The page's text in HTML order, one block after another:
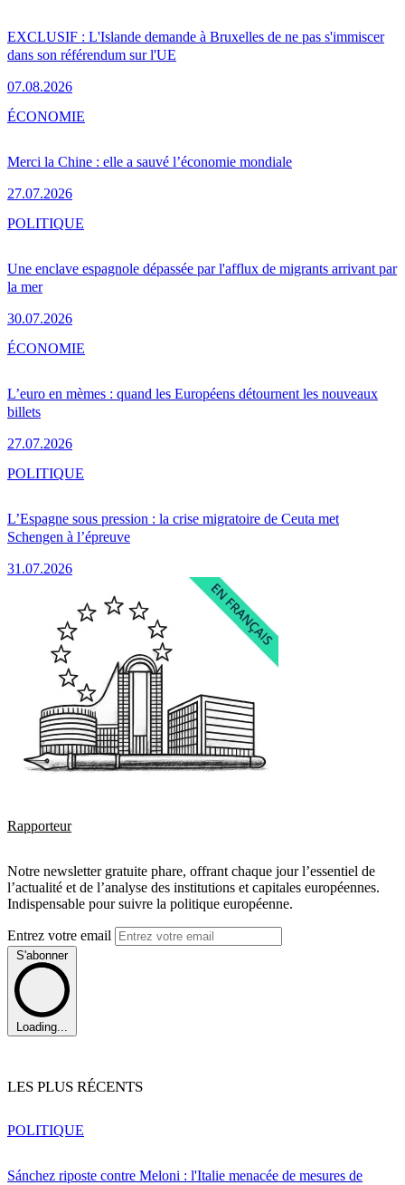
EXCLUSIF : L'Islande demande à Bruxelles de ne pas s'immiscer
dans son référendum sur l'UE
07.08.2026
Merci la Chine : elle a sauvé l’économie mondiale
27.07.2026
ÉCONOMIE
Une enclave espagnole dépassée par l'afflux de migrants arrivant par
la mer
30.07.2026
POLITIQUE
L’euro en mèmes : quand les Européens détournent les nouveaux
billets
27.07.2026
ÉCONOMIE
L’Espagne sous pression : la crise migratoire de Ceuta met
Schengen à l’épreuve
31.07.2026
POLITIQUE
Rapporteur
Notre newsletter gratuite phare, offrant chaque jour l’essentiel de
l’actualité et de l’analyse des institutions et capitales européennes.
Indispensable pour suivre la politique européenne.
Entrez votre email
S'abonner
Loading...
LES PLUS RÉCENTS
Sánchez riposte contre Meloni : l'Italie menacée de mesures de
POLITIQUE